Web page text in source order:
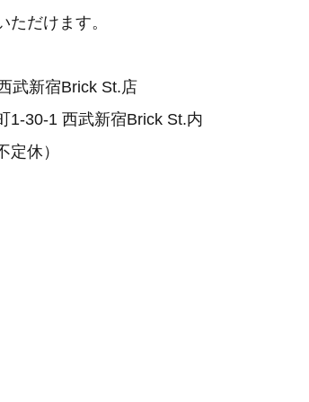
だけます。
武新宿Brick St.店
1-30-1 西武新宿Brick St.内
定休）